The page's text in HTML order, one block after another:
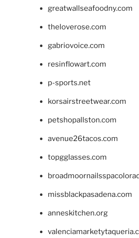
greatwallseafoodny.com
theloverose.com
gabriovoice.com
resinflowart.com
p-sports.net
korsairstreetwear.com
petshopallston.com
avenue26tacos.com
topgglasses.com
missblackpasadena.com
anneskitchen.org